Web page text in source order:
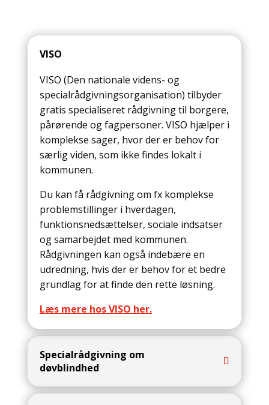
VISO
VISO (Den nationale videns- og
specialrådgivningsorganisation) tilbyder
gratis specialiseret rådgivning til borgere,
pårørende og fagpersoner. VISO hjælper i
komplekse sager, hvor der er behov for
særlig viden, som ikke findes lokalt i
kommunen.
Du kan få rådgivning om fx komplekse
problemstillinger i hverdagen,
funktionsnedsættelser, sociale indsatser
og samarbejdet med kommunen.
Rådgivningen kan også indebære en
udredning, hvis der er behov for et bedre
grundlag for at finde den rette løsning.
Læs mere hos VISO her.
Specialrådgivning om
døvblindhed